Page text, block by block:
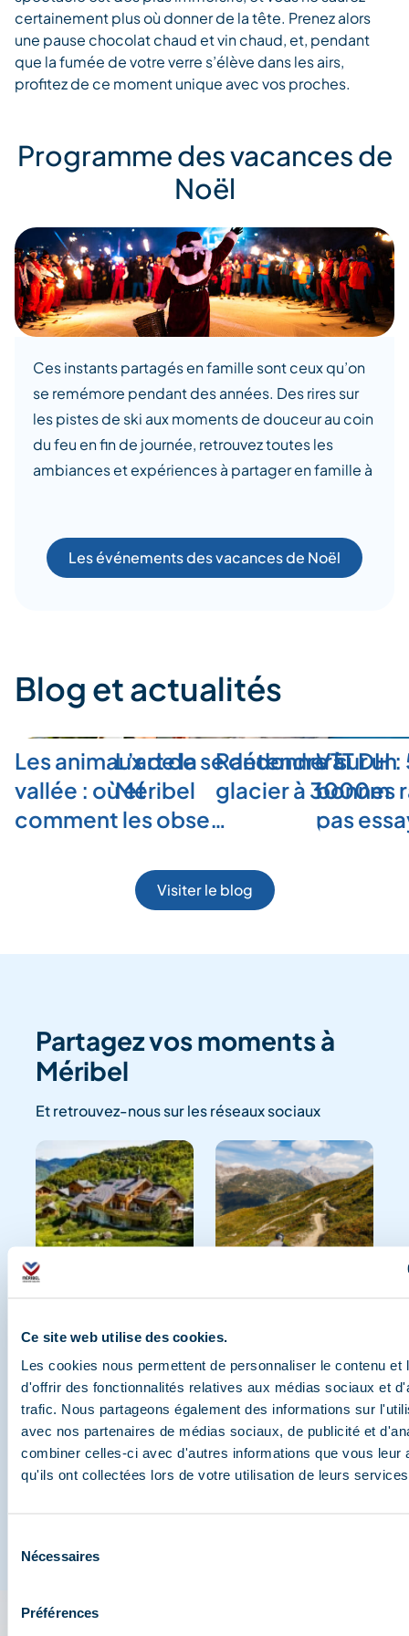
Ce site web utilise des cookies.
Les cookies nous permettent de personnaliser le contenu et
d'offrir des fonctionnalités relatives aux médias sociaux et
trafic. Nous partageons également des informations sur
avec nos partenaires de médias sociaux, de publicité et
combiner celles-ci avec d'autres informations que vous leur
qu'ils ont collectées lors de votre utilisation de leurs
Nécessaires
Préférences
certainement plus où donner de la tête. Prenez alors
une pause chocolat chaud et vin chaud, et, pendant
que la fumée de votre verre s’élève dans les airs,
profitez de ce moment unique avec vos proches.
Programme des vacances de
Noël
Ces instants partagés en famille sont ceux qu’on
se remémore pendant des années. Des rires sur
les pistes de ski aux moments de douceur au coin
du feu en fin de journée, retrouvez toutes les
ambiances et expériences à partager en famille à
Les événements des vacances de Noël
Blog et actualités
Les animaux de la
vallée : où et
comment les obse…
L’art de se détendre à
Méribel
Randonner sur un
glacier à 3000m
VTT DH
bonnes
pas
Visiter le blog
Partagez vos moments à
Méribel
Et retrouvez-nous sur les réseaux sociaux